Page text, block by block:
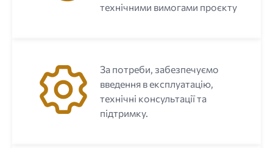
технічними вимогами проєкту
За потреби, забезпечуємо
введення в експлуатацію,
технічні консультації та
підтримку.